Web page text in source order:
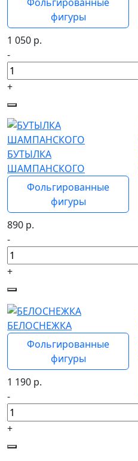
фигуры
1 050 р.
-
+
БУТЫЛКА
ШАМПАНСКОГО
Фольгированные
фигуры
890 р.
-
+
БЕЛОСНЕЖКА
Фольгированные
фигуры
1 190 р.
-
+